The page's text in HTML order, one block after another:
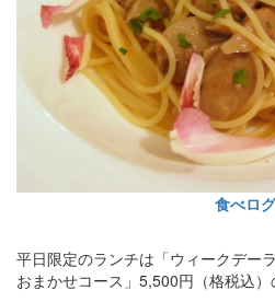
食べログ
平日限定のランチは「ウィークデー
おまかせコース」5,500円（格税込）